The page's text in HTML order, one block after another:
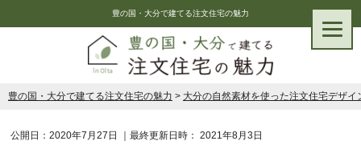
豊の国・大分で建てる注文住宅の魅力
豊の国・大分で建てる注文住宅の魅力 > 大分の自然素材を使った注文住宅デザイ
公開日：2020年7月27日 ｜最終更新日時：2021年8月3日